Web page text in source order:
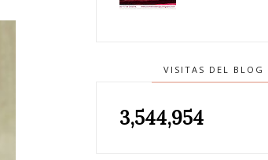
VISITAS DEL BLOG
3,544,954